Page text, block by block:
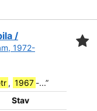
/
1972-
, 1967 -...”
Stav